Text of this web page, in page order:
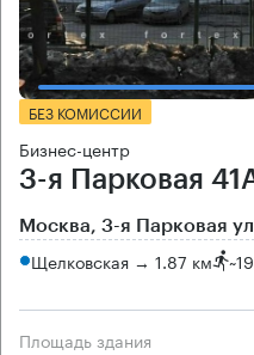
БЕЗ КОМИССИИ
Бизнес-центр
3-я Парковая
Москва, 3-я Парковая
Щелковская → 1.87 км ~
Площадь здания